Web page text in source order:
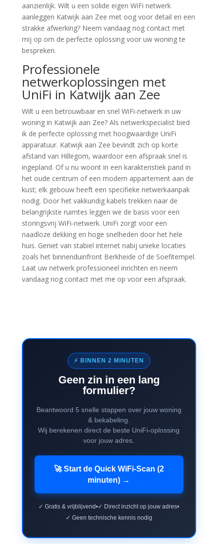
aanzienlijk. Wilt u een solide eigen WiFi netwerk
aanleggen Katwijk aan Zee met oog voor detail en een
strakke afwerking? Neem vandaag nog contact met
mij op om de perfecte oplossing voor uw woning te
bespreken.
Professionele
netwerkoplossingen met
UniFi in Katwijk aan Zee
Wilt u een betrouwbaar en snel WiFi-netwerk in uw
woning in Katwijk aan Zee? Als netwerkspecialist bied
ik de perfecte oplossing met hoogwaardige UniFi
apparatuur. Katwijk aan Zee bevindt zich op korte
afstand van Hillegom, waardoor een afspraak snel is
ingepland. Of u nu woont in een karakteristiek pand in
het oude centrum of een modern appartement aan de
kust; elk gebouw heeft een specifieke netwerkaanpak
nodig. Door het vakkundig kabels trekken naar de
belangrijkste ruimtes leggen we de basis voor een
storingsvrij WiFi-netwerk. UniFi zorgt voor een
naadloze dekking en hoge snelheden door het hele
huis. Geniet van stabiel internet nabij unieke locaties
zoals het binnenduinfront Berkheide of de Soefitempel.
Laat uw netwerk professioneel inrichten en neem
vandaag nog contact met me op voor een afspraak.
⚡ BINNEN 2 MINUTEN
Geen zin in een lang
formulier?
Beantwoord 5 snelle stappen over jouw woning
& bekabeling.
Wij berekenen direct de beste UniFi-oplossing
voor jouw adres.
🚀 Start de Quick WiFi-Scan (2
minuten) →
✓ Gratis & vrijblijvend•✓ Direct inzicht op jouw adres•
✓ Geen technische kennis nodig